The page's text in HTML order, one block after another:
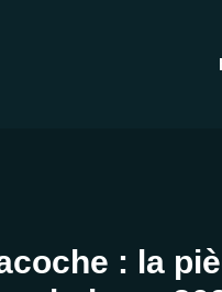
: la